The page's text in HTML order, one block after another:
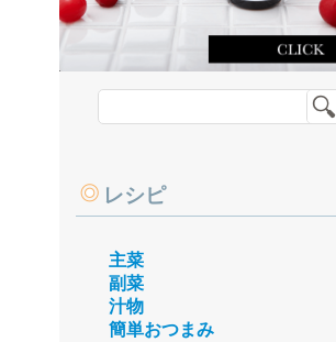
レシピ
主菜
副菜
汁物
簡単おつまみ